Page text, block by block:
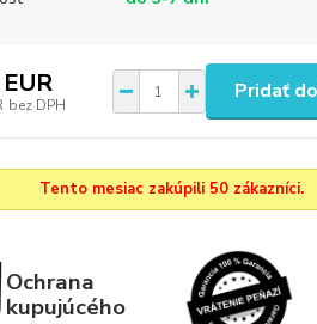
bez DPH
Pridať
Tento mesiac zakúpili 50 zákazníci.
Ochrana
kupujúcého